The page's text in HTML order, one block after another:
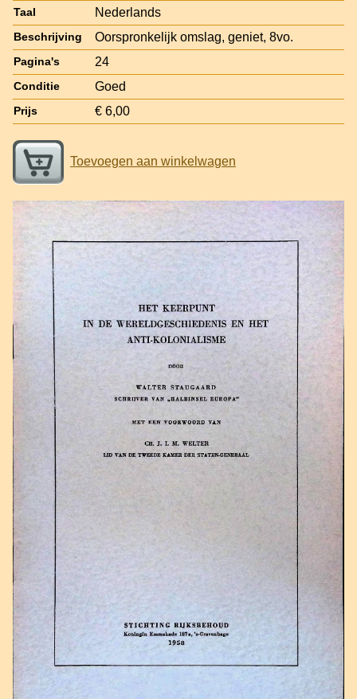
Taal Nederlands
Beschrijving Oorspronkelijk omslag, geniet, 8vo.
Pagina's 24
Conditie Goed
Prijs € 6,00
Toevoegen aan winkelwagen